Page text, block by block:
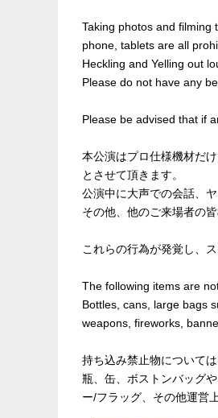
Taking photos and filming
phone, tablets are all
Heckling and Yelling out
Please do not have any
Please be advised that if
本公演はプロ仕様機材だ
とさせて頂きます。
公演中に大声での会話、
その他、他のご来場者の
これらの行為が発覚し、
The following items are
Bottles, cans, large bags
weapons, fireworks,
持ち込み禁止物について
瓶、缶、ボストンバッグ
ー/フラッグ、その他運営